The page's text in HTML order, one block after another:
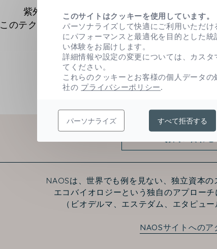
紫外線や乾燥によって、肌トーンのバランス
このテクノロジーは肌トーンを均一に整え、透明
NAOSは、世界でも例を見ない、独立資本の
エコバイオロジーという独自のアプロー
（ビオデルマ、エステダム、エタピュ
NAOSサイトへのア
このサイトはクッキーを使用しています。
パーソナライズして快適にご利用いただ
にパフォーマンスと最適化を目的とした
い体験をお届けします。
詳細情報や設定の変更については、カス
てください。
これらのクッキーとお客様の個人データ
社の プライバシーポリシー.
パーソナライズ すべて拒否する